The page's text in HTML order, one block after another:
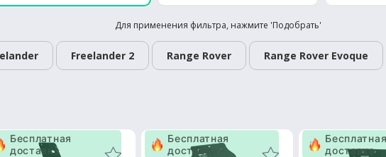
Для применения фильтра, нажмите 'Подобрать'
Freelander 2 Range Rover Range Rover Evoque
Бесплатная
доставка
Бесплатная
доставка
Бесплатная
доставка